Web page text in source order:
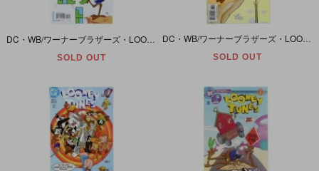
DC・WB/ワーナーブラザーズ・LOONEY TUNES/ルーニーテューンズ #226
SOLD OUT SOLD OUT